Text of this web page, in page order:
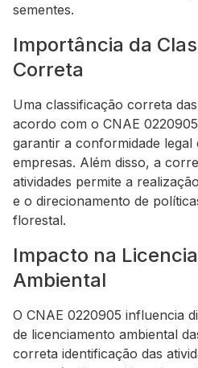
sementes.
Importância da
Correta
Uma classificação correta
acordo com o CNAE
garantir a conformidade legal
empresas. Além disso, a
atividades permite a
e o direcionamento de
florestal.
Impacto na
Ambiental
O CNAE 0220905 influencia
de licenciamento ambiental
correta identificação das